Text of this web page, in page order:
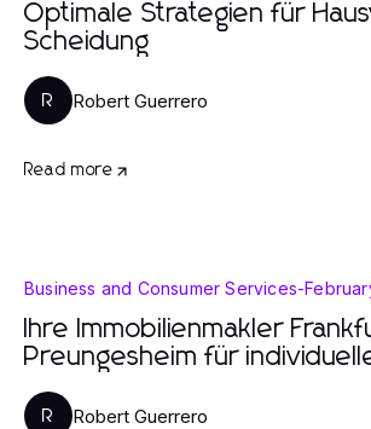
Optimale Strategien für
Scheidung
R Robert Guerrero
Read more
Business and Consumer Services-
Ihre Immobilienmakler
Preungesheim für
R Robert Guerrero